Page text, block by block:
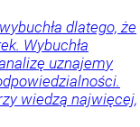
dlatego, że
Wybuchła
uznajemy
wiedzą najwięcej,